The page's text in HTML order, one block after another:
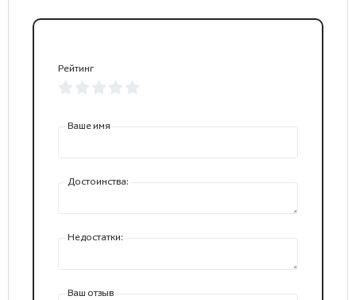
Рейтинг
Ваше имя
Достоинства:
Недостатки:
Ваш отзыв